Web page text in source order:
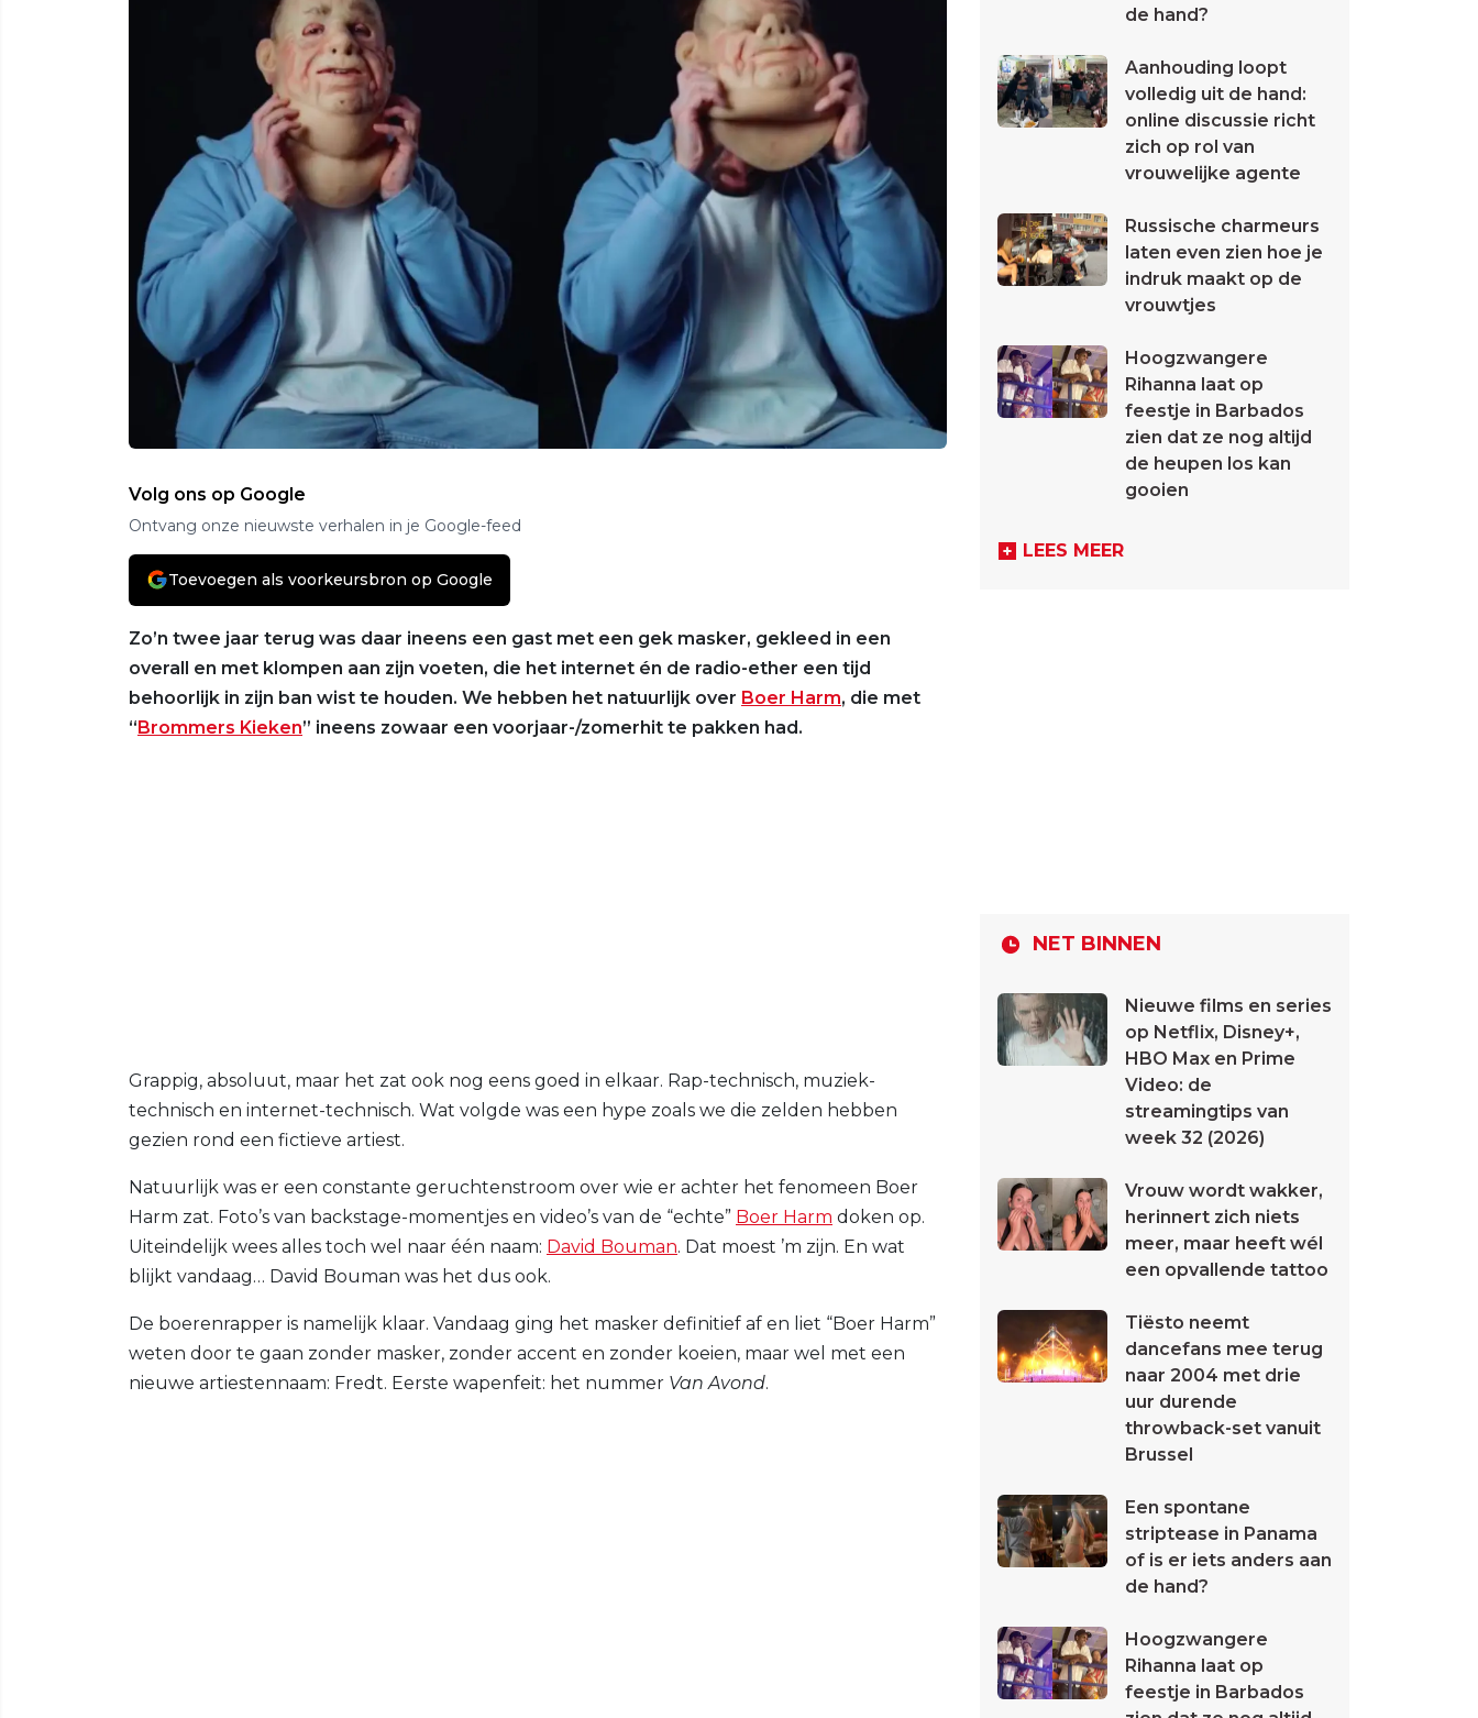
Volg ons op Google
Ontvang onze nieuwste verhalen in je Google-feed
Toevoegen als voorkeursbron op Google
Zo’n twee jaar terug was daar ineens een gast met een gek masker, gekleed in een
overall en met klompen aan zijn voeten, die het internet én de radio-ether een tijd
behoorlijk in zijn ban wist te houden. We hebben het natuurlijk over Boer Harm, die met
“Brommers Kieken” ineens zowaar een voorjaar-/zomerhit te pakken had.
Grappig, absoluut, maar het zat ook nog eens goed in elkaar. Rap-technisch, muziek-
technisch en internet-technisch. Wat volgde was een hype zoals we die zelden hebben
gezien rond een fictieve artiest.
Natuurlijk was er een constante geruchtenstroom over wie er achter het fenomeen Boer
Harm zat. Foto’s van backstage-momentjes en video’s van de “echte” Boer Harm doken op.
Uiteindelijk wees alles toch wel naar één naam: David Bouman. Dat moest ’m zijn. En wat
blijkt vandaag… David Bouman was het dus ook.
De boerenrapper is namelijk klaar. Vandaag ging het masker definitief af en liet “Boer Harm”
weten door te gaan zonder masker, zonder accent en zonder koeien, maar wel met een
nieuwe artiestennaam: Fredt. Eerste wapenfeit: het nummer Van Avond.
de hand?
Aanhouding loopt
volledig uit de hand:
online discussie richt
zich op rol van
vrouwelijke agente
Russische charmeurs
laten even zien hoe je
indruk maakt op de
vrouwtjes
Hoogzwangere
Rihanna laat op
feestje in Barbados
zien dat ze nog altijd
de heupen los kan
gooien
LEES MEER
NET BINNEN
Nieuwe films en series
op Netflix, Disney+,
HBO Max en Prime
Video: de
streamingtips van
week 32 (2026)
Vrouw wordt wakker,
herinnert zich niets
meer, maar heeft wél
een opvallende tattoo
Tiësto neemt
dancefans mee terug
naar 2004 met drie
uur durende
throwback-set vanuit
Brussel
Een spontane
striptease in Panama
of is er iets anders aan
de hand?
Hoogzwangere
Rihanna laat op
feestje in Barbados